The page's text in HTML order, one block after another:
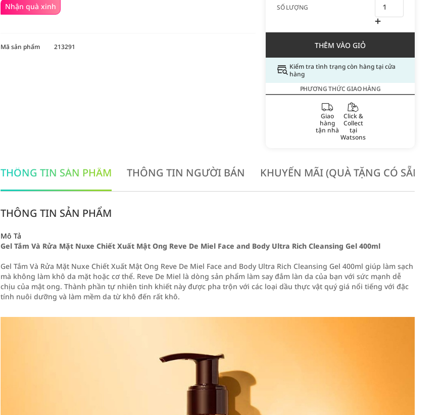
Nhận quà xinh SỐ LƯỢNG
THÊM VÀO GIỎ
Kiểm tra tình trạng còn hàng tại cửa
hàng
PHƯƠNG THỨC GIAO HÀNG
Giao
hàng
tận nhà
Click &
Collect
tại
Watsons
Mã sản phẩm 213291
THÔNG TIN SẢN PHẨM THÔNG TIN NGƯỜI BÁN KHUYẾN MÃI (QUÀ TẶNG CÓ SẴN
THÔNG TIN SẢN PHẨM
Mô Tả
Gel Tắm Và Rửa Mặt Nuxe Chiết Xuất Mật Ong Reve De Miel Face and Body Ultra Rich Cleansing Gel 400ml
Gel Tắm Và Rửa Mặt Nuxe Chiết Xuất Mật Ong Reve De Miel Face and Body Ultra Rich Cleansing Gel 400ml giúp làm sạch
mà không làm khô da mặt hoặc cơ thể. Reve De Miel là dòng sản phẩm làm say đắm làn da của bạn với sức mạnh dễ
chịu của mật ong. Thành phần tự nhiên tinh khiết này được pha trộn với các loại dầu thực vật quý giá nổi tiếng với đặc
tính nuôi dưỡng và làm mềm da từ khô đến rất khô.